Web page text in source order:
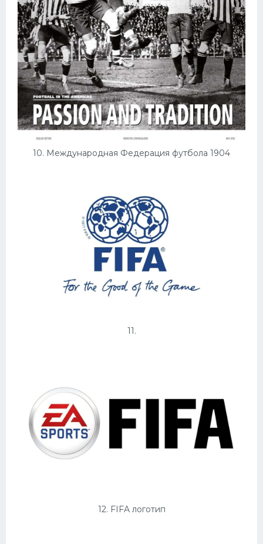
10. Международная Федерация футбола 1904
11.
12. FIFA логотип